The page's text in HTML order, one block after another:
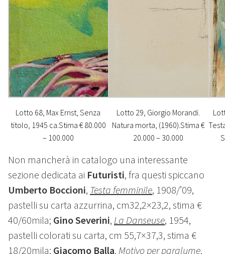
Lotto 68, Max Ernst, Senza
titolo, 1945 ca.Stima € 80.000
– 100.000
Lotto 29, Giorgio Morandi.
Natura morta, (1960).Stima €
20.000 – 30.000
Non mancherà in catalogo una interessante
sezione dedicata ai Futuristi, fra questi spiccano
Umberto Boccioni, Testa femminile, 1908/’09,
pastelli su carta azzurrina, cm32,2×23,2, stima €
40/60mila; Gino Severini, La Danseuse, 1954,
pastelli colorati su carta, cm 55,7×37,3, stima €
18/20mila; Giacomo Balla, Motivo per paralume,